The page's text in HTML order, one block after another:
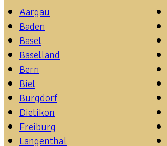
Aargau
Baden
Basel
Baselland
Bern
Biel
Burgdorf
Dietikon
Freiburg
Langenthal